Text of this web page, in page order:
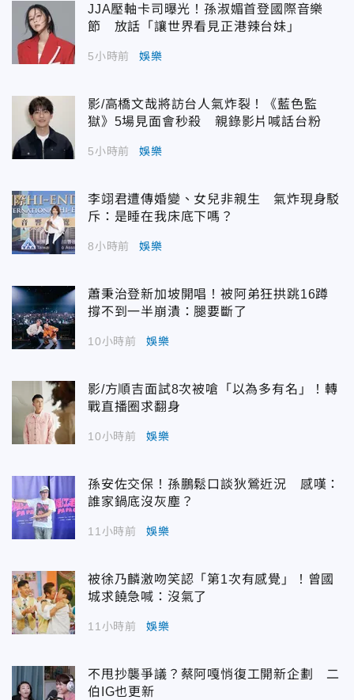
JJA壓軸卡司曝光！孫淑媚首登國際音樂
節 放話「讓世界看見正港辣台妹」
5小時前 娛樂
影/高橋文哉將訪台人氣炸裂！《藍色監
獄》5場見面會秒殺 親錄影片喊話台粉
5小時前 娛樂
李翊君遭傳婚變、女兒非親生 氣炸現身駁
斥：是睡在我床底下嗎？
8小時前 娛樂
蕭秉治登新加坡開唱！被阿弟狂拱跳16蹲
撐不到一半崩潰：腿要斷了
10小時前 娛樂
影/方順吉面試8次被嗆「以為多有名」！轉
戰直播圈求翻身
10小時前 娛樂
孫安佐交保！孫鵬鬆口談狄鶯近況 感嘆：
誰家鍋底沒灰塵？
11小時前 娛樂
被徐乃麟激吻笑認「第1次有感覺」！曾國
城求饒急喊：沒氣了
11小時前 娛樂
不甩抄襲爭議？蔡阿嘎悄復工開新企劃 二
伯IG也更新